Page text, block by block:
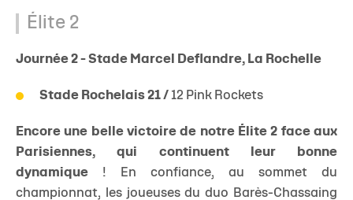
Élite 2
Journée 2 - Stade Marcel Deflandre, La Rochelle
Stade Rochelais 21 / 12 Pink Rockets
Encore une belle victoire de notre Élite 2 face aux
Parisiennes, qui continuent leur bonne
dynamique !
En confiance, au sommet du
championnat, les joueuses du duo Barès-Chassaing